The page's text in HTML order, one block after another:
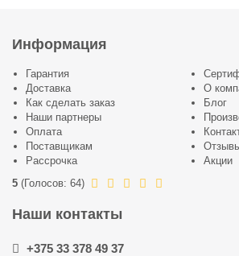
Информация
Гарантия
Доставка
Как сделать заказ
Наши партнеры
Оплата
Поставщикам
Рассрочка
О
Блог
Акции
5 (Голосов: 64)
Наши контакты
+375 33 378 49 37